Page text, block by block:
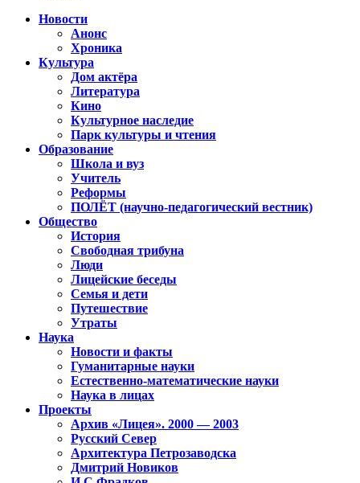
Новости
Анонс
Хроника
Культура
Дом актёра
Литература
Кино
Культурное наследие
Парк культуры и чтения
Образование
Школа и вуз
Учитель
Реформы
ПОЛЁТ (научно-педагогический вестник)
Общество
История
Свободная трибуна
Люди
Лицейские беседы
Семья и дети
Путешествие
Утраты
Наука
Новости и факты
Гуманитарные науки
Естественно-математические науки
Наука в лицах
Проекты
Архив «Лицея». 2000 — 2003
Русский Север
Архитектура Петрозаводска
Дмитрий Новиков